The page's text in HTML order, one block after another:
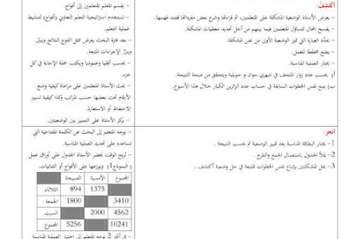
بحوث اللغة العربية
بحوث الرياضيات
بحوث التاريخ و الجغرافيا
بحوث الفيزياء و الكيمياء
بحوث العلوم الطبيعية
بحوث اللغة الفرنسية
بحوث اللغة الانجليزية